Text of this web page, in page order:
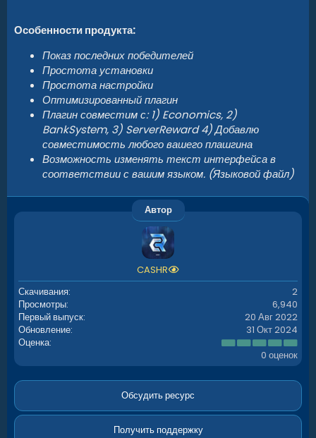
Особенности продукта:
Показ последних победителей
Простота установки
Простота настройки
Оптимизированный плагин
Плагин совместим с: 1) Economics, 2)
BankSystem, 3) ServerReward 4) Добавлю
совместимость любого вашего плашгина
Возможность изменять текст интерфейса в
соответствии с вашим языком. (Языковой файл)
Автор
CASHR
Скачивания
2
Просмотры
6,940
Первый выпуск
20 Авг 2022
Обновление
31 Окт 2024
Оценка
0
.
0
з
ё
з
0 оценок
Обсудить ресурс
Получить поддержку